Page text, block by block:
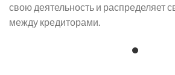
свою деятельность и распределяет
между кредиторами.